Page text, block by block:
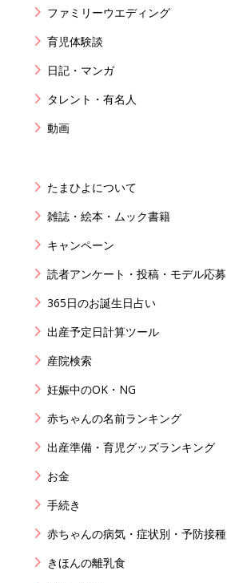
ファミリーウエディング
育児体験談
日記・マンガ
タレント・有名人
動画
たまひよについて
雑誌・絵本・ムック書籍
キャンペーン
読者アンケート・投稿・モデル応募
365日のお誕生日占い
出産予定日計算ツール
産院検索
妊娠中のOK・NG
赤ちゃんの名前ランキング
出産準備・育児グッズランキング
お金
手続き
赤ちゃんの病気・症状別・予防接種
きほんの離乳食